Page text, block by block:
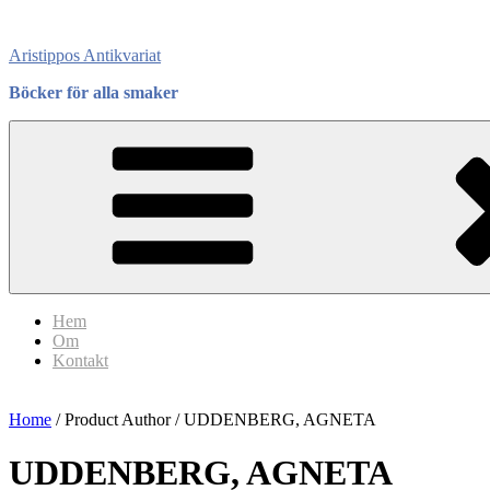
content
Aristippos Antikvariat
Böcker för alla smaker
Hem
Om
Kontakt
Home / Product Author / UDDENBERG, AGNETA
UDDENBERG, AGNETA